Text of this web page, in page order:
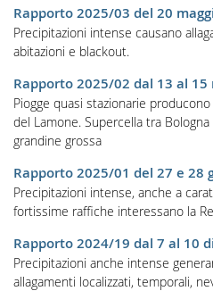
Rapporto 2025/03 del 20
Precipitazioni intense causano
abitazioni e blackout.
Rapporto 2025/02 dal 13 al 15
Piogge quasi stazionarie
del Lamone. Supercella tra
grandine grossa
Rapporto 2025/01 del 27 e 28
Precipitazioni intense, anche a
fortissime raffiche interessano la
Rapporto 2024/19 dal 7 al 10
Precipitazioni anche intense
allagamenti localizzati, temporali,